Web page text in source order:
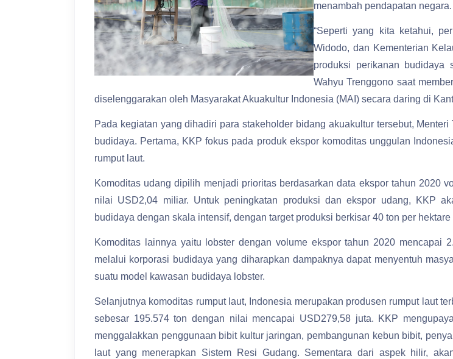
menambah pendapatan negara.
“Seperti yang kita ketahui,
Widodo, dan Kementerian
produksi perikanan budidaya
Wahyu Trenggono saat
diselenggarakan oleh Masyarakat Akuakultur Indonesia (MAI) secara daring di
Pada kegiatan yang dihadiri para stakeholder bidang akuakultur tersebut,
budidaya. Pertama, KKP fokus pada produk ekspor komoditas unggulan
rumput laut.
Komoditas udang dipilih menjadi prioritas berdasarkan data ekspor tahun 2020
nilai USD2,04 miliar. Untuk peningkatan produksi dan ekspor udang, KKP
budidaya dengan skala intensif, dengan target produksi berkisar 40 ton per hektare
Komoditas lainnya yaitu lobster dengan volume ekspor tahun 2020 mencapai
melalui korporasi budidaya yang diharapkan dampaknya dapat menyentuh
suatu model kawasan budidaya lobster.
Selanjutnya komoditas rumput laut, Indonesia merupakan produsen rumput laut
sebesar 195.574 ton dengan nilai mencapai USD279,58 juta. KKP
menggalakkan penggunaan bibit kultur jaringan, pembangunan kebun bibit,
laut yang menerapkan Sistem Resi Gudang. Sementara dari aspek hilir,